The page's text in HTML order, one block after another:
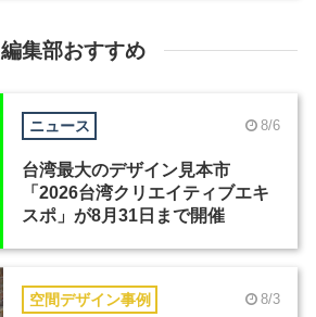
編集部おすすめ
ニュース 8/6
台湾最大のデザイン見本市
「2026台湾クリエイティブエキ
スポ」が8月31日まで開催
空間デザイン事例 8/3